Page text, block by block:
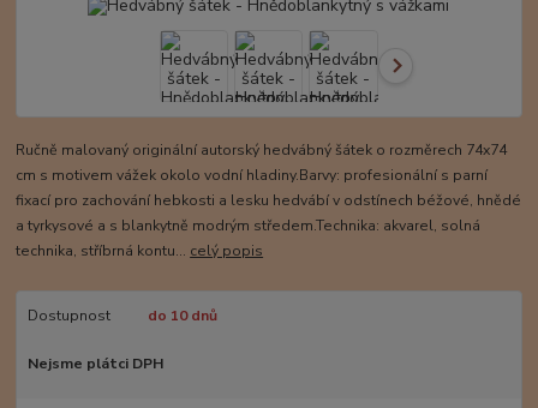
Ručně malovaný originální autorský hedvábný šátek o rozměrech 74x74
cm s motivem vážek okolo vodní hladiny.Barvy: profesionální s parní
fixací pro zachování hebkosti a lesku hedvábí v odstínech béžové, hnědé
a tyrkysové a s blankytně modrým středem.Technika: akvarel, solná
technika, stříbrná kontu... celý popis
Dostupnost do 10 dnů
Nejsme plátci DPH